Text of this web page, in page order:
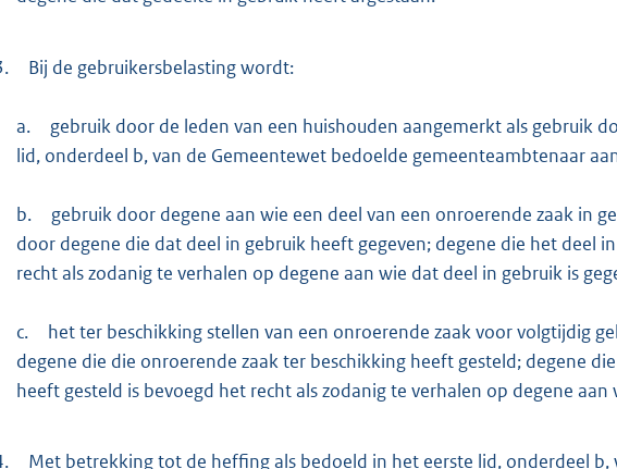
Bij de gebruikersbelasting wordt:
a.
gebruik door de leden van een huishouden aangemerkt als gebruik
lid, onderdeel b, van de Gemeentewet bedoelde gemeenteambtenaar
b.
gebruik door degene aan wie een deel van een onroerende zaak in
door degene die dat deel in gebruik heeft gegeven; degene die het deel
recht als zodanig te verhalen op degene aan wie dat deel in gebruik is
c.
het ter beschikking stellen van een onroerende zaak voor volgtijdig
degene die die onroerende zaak ter beschikking heeft gesteld; degene
heeft gesteld is bevoegd het recht als zodanig te verhalen op degene
Met betrekking tot de heffing als bedoeld in het eerste lid, onderdeel